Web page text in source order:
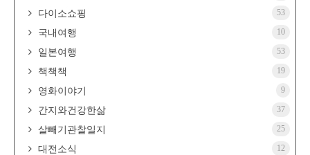
다이소쇼핑 53
국내여행 10
일본여행 53
책책책 19
영화이야기 9
간지와건강한삶 37
살빼기관찰일지 25
대전소식 12